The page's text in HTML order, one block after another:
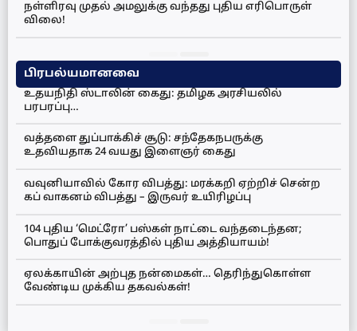
நள்ளிரவு முதல் அமலுக்கு வந்தது புதிய எரிபொருள்
விலை!
பிரபல்யமானவை
உதயநிதி ஸ்டாலின் கைது: தமிழக அரசியலில்
பரபரப்பு…
வத்தளை துப்பாக்கிச் சூடு: சந்தேகநபருக்கு
உதவியதாக 24 வயது இளைஞர் கைது
வவுனியாவில் கோர விபத்து: மரக்கறி ஏற்றிச் சென்ற
கப் வாகனம் விபத்து – இருவர் உயிரிழப்பு
104 புதிய ‘மெட்ரோ’ பஸ்கள் நாட்டை வந்தடைந்தன;
பொதுப் போக்குவரத்தில் புதிய அத்தியாயம்!
ஏலக்காயின் அற்புத நன்மைகள்… தெரிந்துகொள்ள
வேண்டிய முக்கிய தகவல்கள்!